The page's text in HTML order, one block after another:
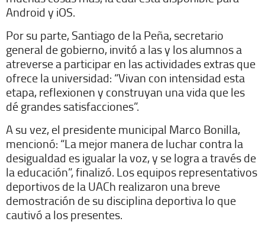
Android y iOS.
Por su parte, Santiago de la Peña, secretario
general de gobierno, invitó a las y los alumnos a
atreverse a participar en las actividades extras que
ofrece la universidad: “Vivan con intensidad esta
etapa, reflexionen y construyan una vida que les
dé grandes satisfacciones”.
A su vez, el presidente municipal Marco Bonilla,
mencionó: “La mejor manera de luchar contra la
desigualdad es igualar la voz, y se logra a través de
la educación”, finalizó. Los equipos representativos
deportivos de la UACh realizaron una breve
demostración de su disciplina deportiva lo que
cautivó a los presentes.